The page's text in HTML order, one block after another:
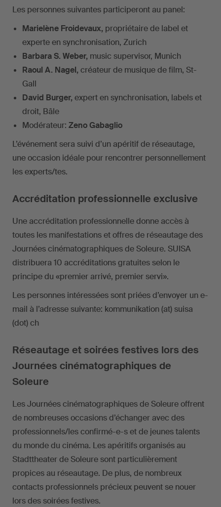
Les personnes suivantes participeront au panel:
Marielène Froidevaux, propriétaire de label et
experte en synchronisation, Zurich
Barbara S. Weber, music supervisor, Munich
Raoul A. Nagel, créateur de musique de film, St-
Gall
David Burger, expert en synchronisation, labels et
droit, Bâle
Modérateur: Zeno Gabaglio
L’événement sera suivi d’un apéritif de réseautage,
une occasion idéale pour rencontrer personnellement
les experts/tes.
Accréditation professionnelle exclusive
Une accréditation professionnelle donne accès à
toutes les manifestations et offres de réseautage des
Journées cinématographiques de Soleure. SUISA
distribuera 10 accréditations gratuites selon le
principe du «premier arrivé, premier servi».
Les personnes intéressées sont priées d’envoyer un e-
mail à l’adresse suivante: kommunikation (at) suisa
(dot) ch
Réseautage et soirées festives lors des
Journées cinématographiques de
Soleure
Les Journées cinématographiques de Soleure offrent
de nombreuses occasions d’échanger avec des
professionnels/les confirmé-e-s et de jeunes talents
du monde du cinéma. Les apéritifs organisés au
Stadttheater de Soleure sont particulièrement
propices au réseautage. De plus, de nombreux
contacts professionnels précieux peuvent se nouer
lors des soirées festives.